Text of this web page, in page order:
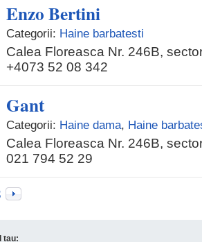
Enzo Bertini
Categorii: Haine barbatesti
Calea Floreasca Nr. 246B,
+4073 52 08 342
Gant
Categorii: Haine dama, Haine
Calea Floreasca Nr. 246B,
021 794 52 29
tau: